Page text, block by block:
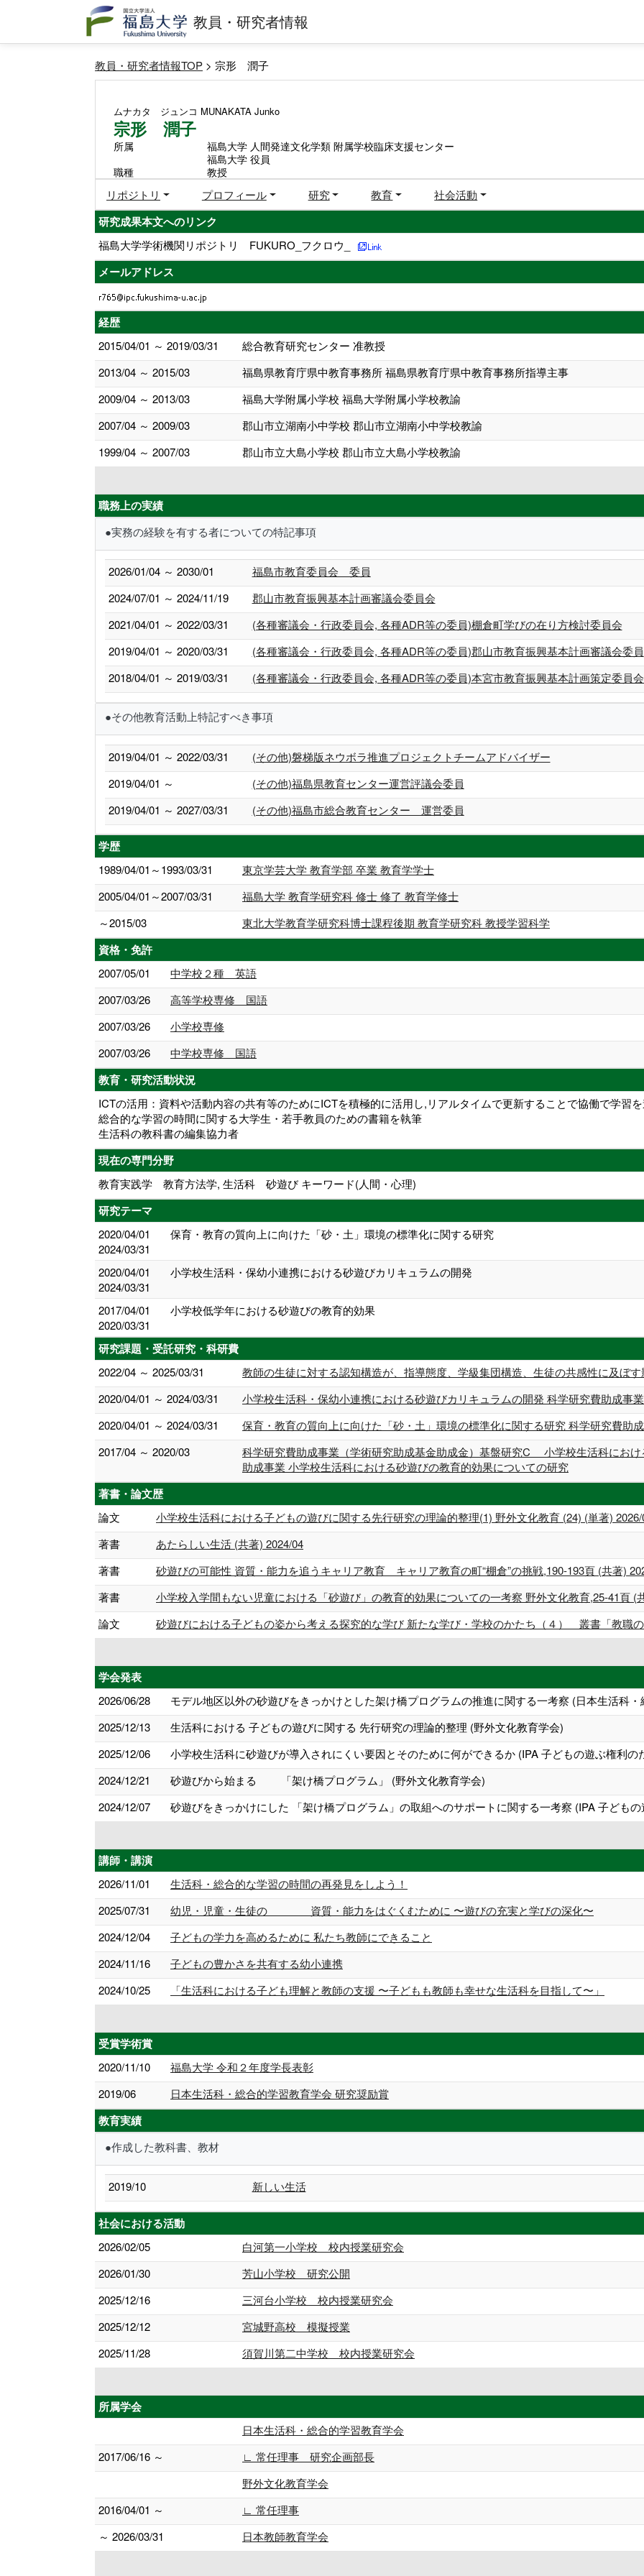
教員・研究者情報
教員・研究者情報TOP > 宗形 潤子
ムナカタ ジュンコ MUNAKATA Junko
宗形 潤子
所属
福島大学 人間発達文化学類 附属学校臨床支援センター
福島大学 役員
職種
教授
リポジトリ プロフィール 研究 教育 社会活動
研究成果本文へのリンク
福島大学学術機関リポジトリ FUKURO_フクロウ_
メールアドレス
経歴
2015/04/01 ～ 2019/03/31
総合教育研究センター 准教授
2013/04 ～ 2015/03
福島県教育庁県中教育事務所 福島県教育庁県中教育事務所指導主事
2009/04 ～ 2013/03
福島大学附属小学校 福島大学附属小学校教諭
2007/04 ～ 2009/03
郡山市立湖南小中学校 郡山市立湖南小中学校教諭
1999/04 ～ 2007/03
郡山市立大島小学校 郡山市立大島小学校教諭
職務上の実績
●実務の経験を有する者についての特記事項
2026/01/04 ～ 2030/01
福島市教育委員会 委員
2024/07/01 ～ 2024/11/19
郡山市教育振興基本計画審議会委員会
2021/04/01 ～ 2022/03/31
(各種審議会・行政委員会, 各種ADR等の委員)棚倉町学びの在り方検討委員会
2019/04/01 ～ 2020/03/31
(各種審議会・行政委員会, 各種ADR等の委員)郡山市教育振興基本計画審議会委員
2018/04/01 ～ 2019/03/31
(各種審議会・行政委員会, 各種ADR等の委員)本宮市教育振興基本計画策定委員
●その他教育活動上特記すべき事項
2019/04/01 ～ 2022/03/31
(その他)磐梯版ネウボラ推進プロジェクトチームアドバイザー
2019/04/01 ～
(その他)福島県教育センター運営評議会委員
2019/04/01 ～ 2027/03/31
(その他)福島市総合教育センター 運営委員
学歴
1989/04/01～1993/03/31
東京学芸大学 教育学部 卒業 教育学学士
2005/04/01～2007/03/31
福島大学 教育学研究科 修士 修了 教育学修士
～2015/03
東北大学教育学研究科博士課程後期 教育学研究科 教授学習科学
資格・免許
2007/05/01
中学校２種 英語
2007/03/26
高等学校専修 国語
2007/03/26
小学校専修
2007/03/26
中学校専修 国語
教育・研究活動状況
ICTの活用：資料や活動内容の共有等のためにICTを積極的に活用し,リアルタイムで更新することで協働で学習
総合的な学習の時間に関する大学生・若手教員のための書籍を執筆
生活科の教科書の編集協力者
現在の専門分野
教育実践学 教育方法学, 生活科 砂遊び キーワード(人間・心理)
研究テーマ
2020/04/01
2024/03/31
保育・教育の質向上に向けた「砂・土」環境の標準化に関する研究
2020/04/01
2024/03/31
小学校生活科・保幼小連携における砂遊びカリキュラムの開発
2017/04/01
2020/03/31
小学校低学年における砂遊びの教育的効果
研究課題・受託研究・科研費
2022/04 ～ 2025/03/31
教師の生徒に対する認知構造が、指導態度、学級集団構造、生徒の共感性に及ぼ
2020/04/01 ～ 2024/03/31
小学校生活科・保幼小連携における砂遊びカリキュラムの開発 科学研究費助成事
2020/04/01 ～ 2024/03/31
保育・教育の質向上に向けた「砂・土」環境の標準化に関する研究 科学研究費助
2017/04 ～ 2020/03
科学研究費助成事業（学術研究助成基金助成金）基盤研究C 小学校生活科にお
助成事業 小学校生活科における砂遊びの教育的効果についての研究
著書・論文歴
論文
小学校生活科における子どもの遊びに関する先行研究の理論的整理(1) 野外文化教育 (24) (単著) 2026/
著書
あたらしい生活 (共著) 2024/04
著書
砂遊びの可能性 資質・能力を追うキャリア教育 キャリア教育の町“棚倉”の挑戦,190-193頁 (共著)
著書
小学校入学間もない児童における「砂遊び」の教育的効果についての一考察 野外文化教育,25-41頁 (
論文
砂遊びにおける子どもの姿から考える探究的な学び 新たな学び・学校のかたち（４） 叢書「教職
学会発表
2026/06/28
モデル地区以外の砂遊びをきっかけとした架け橋プログラムの推進に関する一考察 (日本生活科
2025/12/13
生活科における 子どもの遊びに関する 先行研究の理論的整理 (野外文化教育学会)
2025/12/06
小学校生活科に砂遊びが導入されにくい要因とそのために何ができるか (IPA 子どもの遊ぶ権利
2024/12/21
砂遊びから始まる 「架け橋プログラム」 (野外文化教育学会)
2024/12/07
砂遊びをきっかけにした 「架け橋プログラム」の取組へのサポートに関する一考察 (IPA 子ども
講師・講演
2026/11/01
生活科・総合的な学習の時間の再発見をしよう！
2025/07/31
幼児・児童・生徒の 資質・能力をはぐくむために 〜遊びの充実と学びの深化〜
2024/12/04
子どもの学力を高めるために 私たち教師にできること
2024/11/16
子どもの豊かさを共有する幼小連携
2024/10/25
「生活科における子ども理解と教師の支援 〜子どもも教師も幸せな生活科を目指して〜」
受賞学術賞
2020/11/10
福島大学 令和２年度学長表彰
2019/06
日本生活科・総合的学習教育学会 研究奨励賞
教育実績
●作成した教科書、教材
2019/10 新しい生活
社会における活動
2026/02/05
白河第一小学校 校内授業研究会
2026/01/30
芳山小学校 研究公開
2025/12/16
三河台小学校 校内授業研究会
2025/12/12
宮城野高校 模擬授業
2025/11/28
須賀川第二中学校 校内授業研究会
所属学会
日本生活科・総合的学習教育学会
2017/06/16 ～
∟ 常任理事 研究企画部長
野外文化教育学会
2016/04/01 ～
∟ 常任理事
～ 2026/03/31
日本教師教育学会